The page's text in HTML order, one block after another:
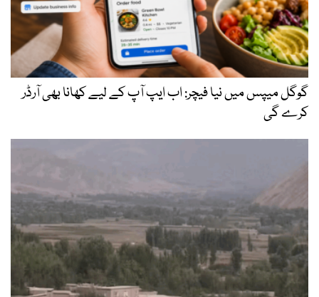
گوگل میپس میں نیا فیچر: اب ایپ آپ کے لیے کھانا بھی آرڈر
کرے گی